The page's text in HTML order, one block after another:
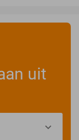
uit